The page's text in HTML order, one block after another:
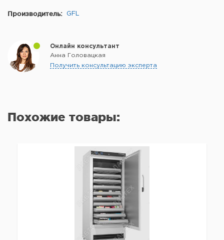
Производитель: GFL
Онлайн консультант
Анна Головацкая
Получить консультацию эксперта
Похожие товары: